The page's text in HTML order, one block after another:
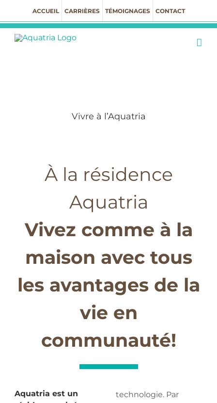
au
contenu
ACCUEIL CARRIÈRES TÉMOIGNAGES CONTACT
Vivre à l’Aquatria
À la résidence
Aquatria
Vivez comme à la
maison avec tous
les avantages de la
vie en
communauté!
Aquatria est un
technologie. Par